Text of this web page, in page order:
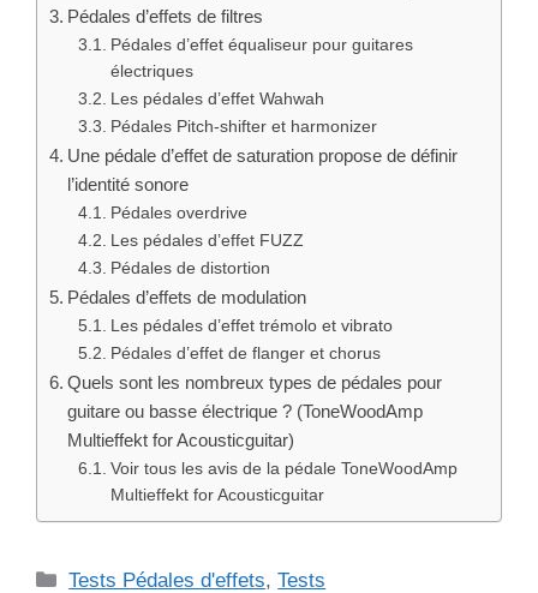
Pédales d’effets de filtres
Pédales d’effet équaliseur pour guitares
électriques
Les pédales d’effet Wahwah
Pédales Pitch-shifter et harmonizer
Une pédale d’effet de saturation propose de définir
l’identité sonore
Pédales overdrive
Les pédales d’effet FUZZ
Pédales de distortion
Pédales d’effets de modulation
Les pédales d’effet trémolo et vibrato
Pédales d’effet de flanger et chorus
Quels sont les nombreux types de pédales pour
guitare ou basse électrique ? (ToneWoodAmp
Multieffekt for Acousticguitar)
Voir tous les avis de la pédale ToneWoodAmp
Multieffekt for Acousticguitar
Catégories
Tests Pédales d'effets,Tests